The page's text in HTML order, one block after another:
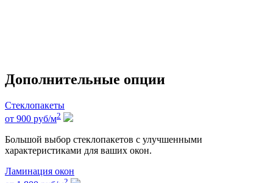
Дополнительные опции
Стеклопакеты
от 900 руб/м2
Большой выбор стеклопакетов с улучшенными
характеристиками для ваших окон.
Ламинация окон